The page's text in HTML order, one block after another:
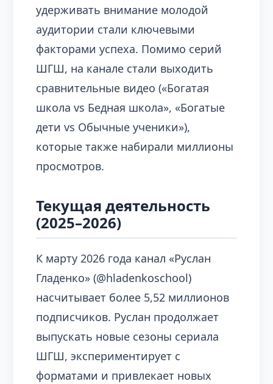
удерживать внимание молодой
аудитории стали ключевыми
факторами успеха. Помимо серий
ШГШ, на канале стали выходить
сравнительные видео («Богатая
школа vs Бедная школа», «Богатые
дети vs Обычные ученики»),
которые также набирали миллионы
просмотров.
Текущая деятельность
(2025–2026)
К марту 2026 года канал «Руслан
Гладенко» (@hladenkoschool)
насчитывает более 5,52 миллионов
подписчиков. Руслан продолжает
выпускать новые сезоны сериала
ШГШ, экспериментирует с
форматами и привлекает новых